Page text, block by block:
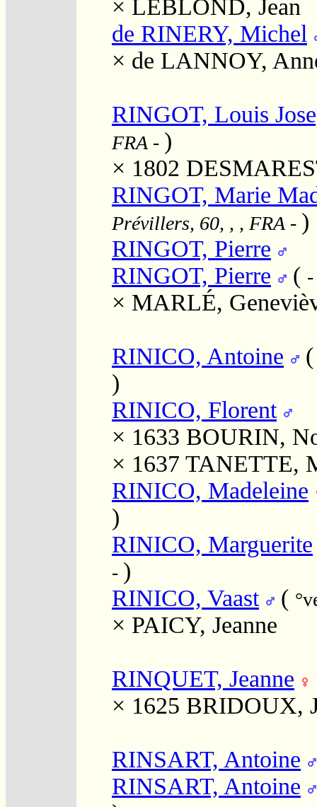
× LEBLOND, Jean
de RINERY, Michel
× de LANNOY,
RINGOT, Louis
FRA - )
× 1802
RINGOT, Marie
Prévillers, 60, , , FRA - )
RINGOT, Pierre
RINGOT, Pierre
(
× MARLÉ,
RINICO, Antoine
)
RINICO, Florent
× 1633 BOURIN,
× 1637 TANETTE,
RINICO, Madeleine
)
RINICO, Marguerite
- )
RINICO, Vaast
(
× PAICY, Jeanne
RINQUET, Jeanne
× 1625 BRIDOUX,
RINSART, Antoine
RINSART, Antoine